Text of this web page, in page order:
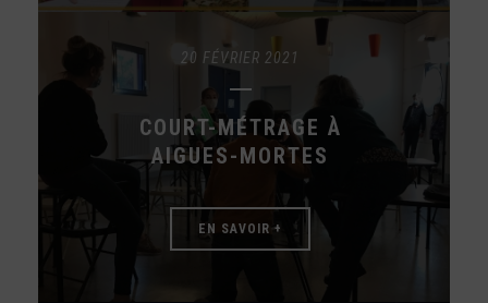
20 FÉVRIER 2021
COURT-MÉTRAGE À
AIGUES-MORTES
EN SAVOIR +